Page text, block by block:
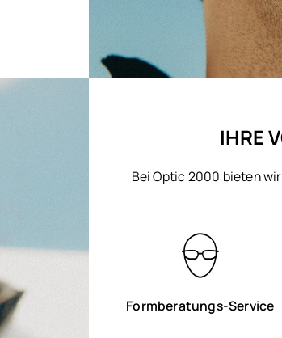
IHRE
Bei Optic 2000 bieten
Formberatungs-Service